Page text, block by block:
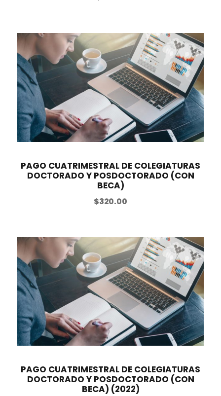
PAGO CUATRIMESTRAL DE COLEGIATURAS
DOCTORADO Y POSDOCTORADO (CON
BECA)
$320.00
PAGO CUATRIMESTRAL DE COLEGIATURAS
DOCTORADO Y POSDOCTORADO (CON
BECA) (2022)